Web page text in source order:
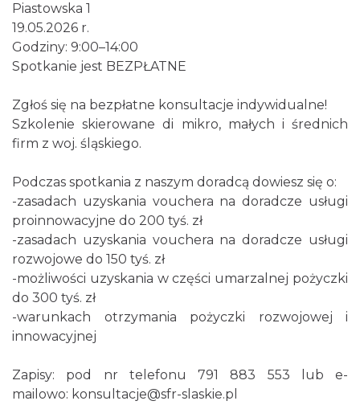
Piastowska 1
19.05.2026 r.
Godziny: 9:00–14:00
Spotkanie jest BEZPŁATNE
Zgłoś się na bezpłatne konsultacje indywidualne!
Szkolenie skierowane di mikro, małych i średnich
firm z woj. śląskiego.
Podczas spotkania z naszym doradcą dowiesz się o:
-zasadach uzyskania vouchera na doradcze usługi
proinnowacyjne do 200 tyś. zł
-zasadach uzyskania vouchera na doradcze usługi
rozwojowe do 150 tyś. zł
-możliwości uzyskania w części umarzalnej pożyczki
do 300 tyś. zł
-warunkach otrzymania pożyczki rozwojowej i
innowacyjnej
Zapisy: pod nr telefonu 791 883 553 lub e-
mailowo: konsultacje@sfr-slaskie.pl